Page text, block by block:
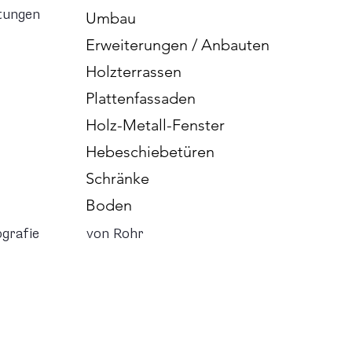
Umbau
Erweiterungen / Anbauten
Holzterrassen
Plattenfassaden
Holz-Metall-Fenster
Hebeschiebetüren
Schränke
Boden
von Rohr